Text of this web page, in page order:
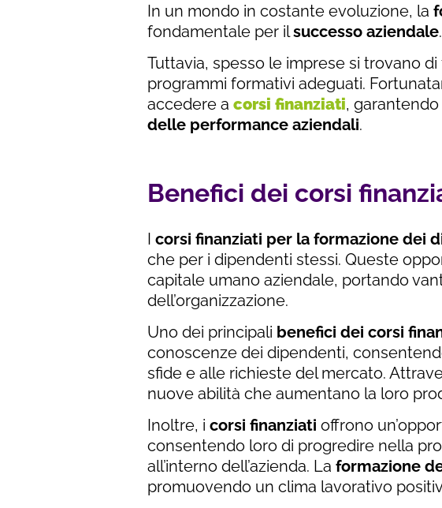
In un mondo in costante evoluzione, la
fondamentale per ilsuccesso aziendale.
Tuttavia, spesso le imprese si trovano
programmi formativi adeguati.
accedere a corsi finanziati,
delle performance aziendali.
Benefici dei corsi
I corsi finanziati per la formazione dei
che per i dipendenti stessi. Queste
capitale umano aziendale, portando
dell’organizzazione.
Uno dei principali benefici dei corsi
conoscenze dei dipendenti,
sfide e alle richieste del mercato.
nuove abilità che aumentano la loro
Inoltre, i corsi finanziati offrono
consentendo loro di progredire nella
all’interno dell’azienda. La formazione
promuovendo un clima lavorativo